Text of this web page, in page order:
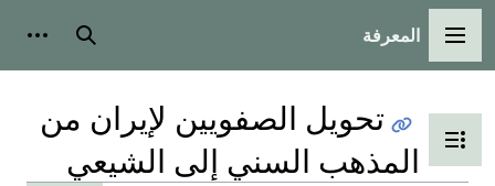
القائمة الرئيسية
المعرفة بحث
تبديل عرض جدول المحتويات
تحويل الصفويين لإيران من
المذهب السني إلى الشيعي